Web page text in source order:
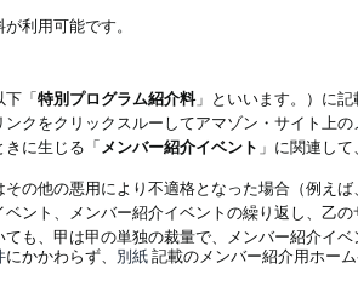
利用可能です。
下「特別プログラム紹介料」といいます。）に
クをクリックスルーしてアマゾン・サイト上
きに生じる「 メンバー紹介イベント 」に関連し
の他の悪用により不適格となった場合（例え
ント、メンバー紹介イベントの繰り返し、乙
も、甲は甲の単独の裁量で、メンバー紹介イ
にかかわらず、 別紙記載のメンバー紹介用ホー